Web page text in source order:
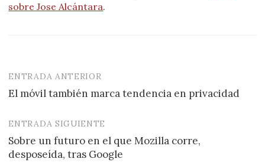
sobre Jose Alcántara.
Navegación
de
entradas
ENTRADA ANTERIOR
El móvil también marca tendencia en privacidad
ENTRADA SIGUIENTE
Sobre un futuro en el que Mozilla corre,
desposeída, tras Google